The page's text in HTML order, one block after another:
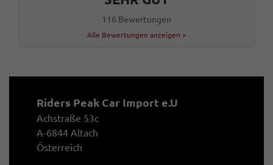
116 Bewertungen
Alle Bewertungen anzeigen >
Riders Peak Car Import e.U
Achstraße 53c
A-6844 Altach
Österreich